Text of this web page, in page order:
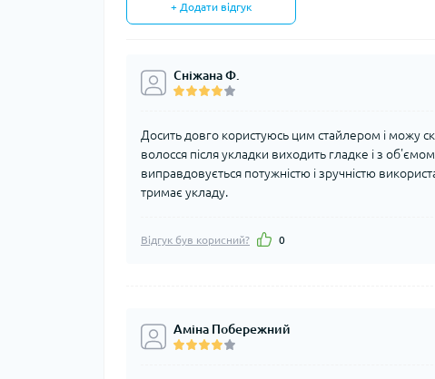
+ Додати відгук
Сніжана Ф.
Досить довго користуюсь цим стайлером і можу
волосся після укладки виходить гладке і з
виправдовується потужністю і зручністю
тримає укладу.
Відгук був корисний? 0
Аміна Побережний